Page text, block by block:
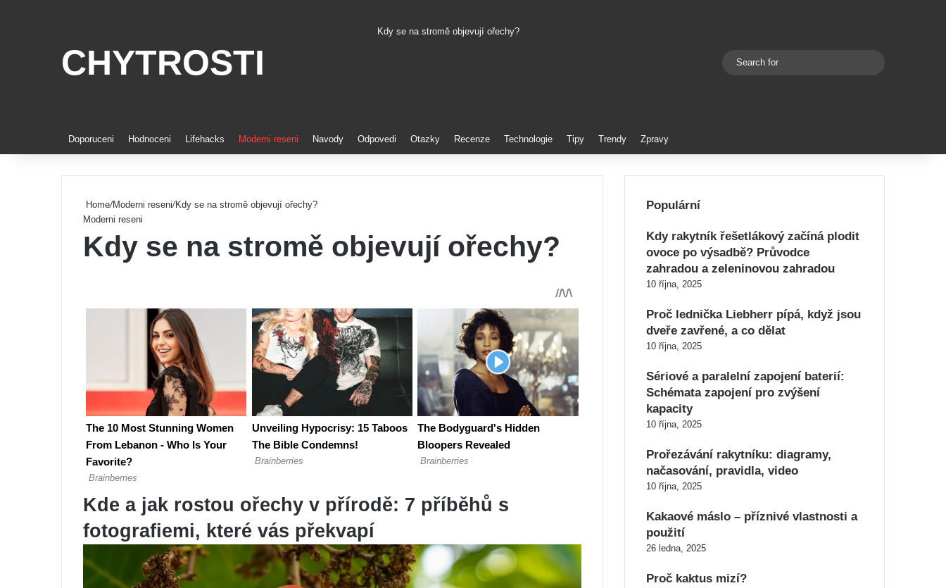
CHYTROSTI
Kdy se na stromě objevují ořechy?
Switch skin
Doporuceni Hodnoceni Lifehacks Moderni reseni Navody Odpovedi Otazky Recenze Technologie Tipy Trendy Zpravy
Home/Moderni reseni/Kdy se na stromě objevují ořechy?
Moderni reseni
Kdy se na stromě objevují ořechy?
Kde a jak rostou ořechy v přírodě: 7 příběhů s
fotografiemi, které vás překvapí
Populární
Kdy rakytník řešetlákový začíná plodit
ovoce po výsadbě? Průvodce
zahradou a zeleninovou zahradou
10 října, 2025
Proč lednička Liebherr pípá, když jsou
dveře zavřené, a co dělat
10 října, 2025
Sériové a paralelní zapojení baterií:
Schémata zapojení pro zvýšení
kapacity
10 října, 2025
Prořezávání rakytníku: diagramy,
načasování, pravidla, video
10 října, 2025
Kakaové máslo – příznivé vlastnosti a
použití
26 ledna, 2025
Proč kaktus mizí?